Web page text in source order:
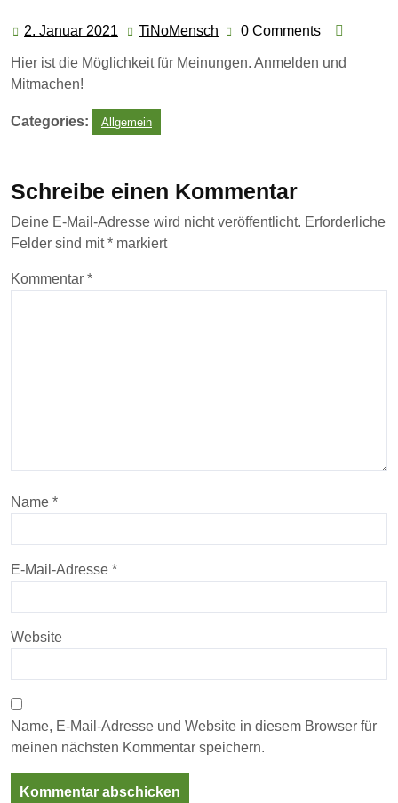
2. Januar 2021
2. TiNoMensch TiNoMensch
0 Comments
Hier ist die Möglichkeit für Meinungen. Anmelden und
Mitmachen!
Categories: Allgemein
Schreibe einen Kommentar
Deine E-Mail-Adresse wird nicht veröffentlicht. Erforderliche
Felder sind mit* markiert
Kommentar *
Name *
E-Mail-Adresse *
Website
Name, E-Mail-Adresse und Website in diesem Browser für
meinen nächsten Kommentar speichern.